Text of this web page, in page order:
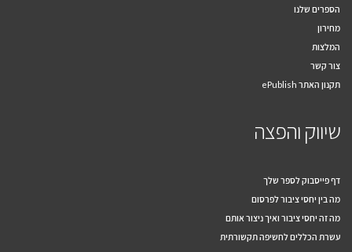
הספרים שלנו
מחירון
המלצות
צור קשר
תקנון האתר ePublish
שיווק והפצה
דף פייסבוק לספר שלך
מה בין יחסי ציבור לפרסום
מה זה יחסי ציבור ואיך ניצור אותם
עשרת הכללים לחשיפה תקשורתית